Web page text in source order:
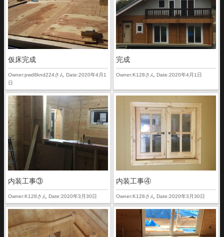
仮床完成
Owner:pwd8knd224さん Date:2020年4月1
日
完成
Owner:K128さん Date:2020年4月1日
内装工事③
Owner:K128さん Date:2020年3月30日
内装工事④
Owner:K128さん Date:2020年3月30日